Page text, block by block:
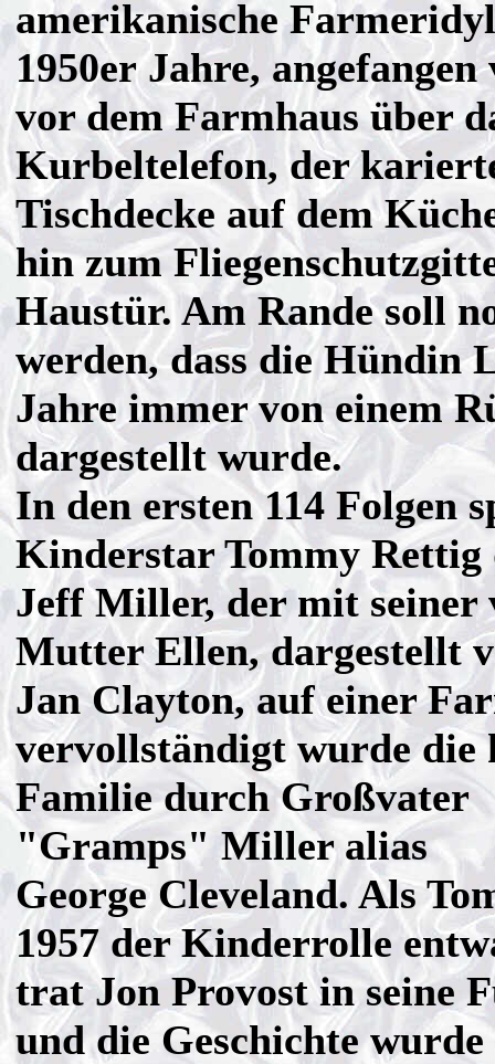
amerikanische
1950er Jahre,
vor dem Farmhaus über
Kurbeltelefon, der
Tischdecke auf dem
hin zum
Haustür. Am Rande soll
werden, dass die Hündin
Jahre immer von einem
dargestellt wurde.
In den ersten 114 Folgen
Kinderstar Tommy Rettig
Jeff Miller, der mit seiner
Mutter Ellen, dargestellt
Jan Clayton, auf einer
vervollständigt wurde die
Familie durch Großvater
"Gramps" Miller alias
George Cleveland. Als
1957 der Kinderrolle
trat Jon Provost in seine
und die Geschichte